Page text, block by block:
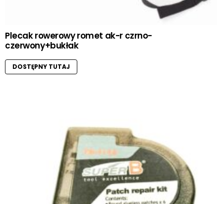
Plecak rowerowy romet ak-r czrno-
czerwony+bukłak
DOSTĘPNY TUTAJ